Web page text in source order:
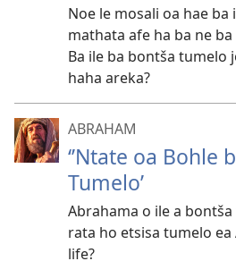
Noe le mosali oa hae ba
mathata afe ha ba ne
Ba ile ba bontša tumelo
haha areka?
ABRAHAM
‘’Ntate oa Bohle
Tumelo’
Abrahama o ile a
rata ho etsisa tumelo
life?